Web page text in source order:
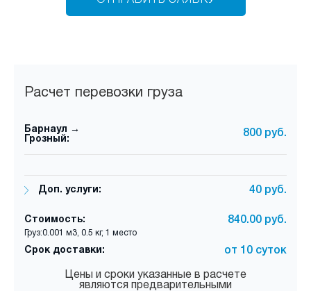
Расчет перевозки груза
Барнаул →
Грозный:
800 руб.
Доп. услуги: 40 руб.
Стоимость: 840.00 руб.
Груз:0.001 м3, 0.5 кг, 1 место
Срок доставки: от 10 суток
Цены и сроки указанные в расчете
являются предварительными